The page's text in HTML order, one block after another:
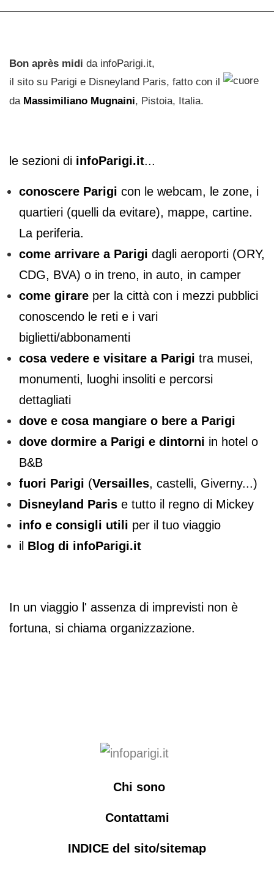
Bon après midi da infoParigi.it,
il sito su Parigi e Disneyland Paris, fatto con il
da Massimiliano Mugnaini, Pistoia, Italia.
le sezioni di infoParigi.it...
conoscere Parigi con le webcam, le zone, i
quartieri (quelli da evitare), mappe, cartine.
La periferia.
come arrivare a Parigi dagli aeroporti (ORY,
CDG, BVA) o in treno, in auto, in camper
come girare per la città con i mezzi pubblici
conoscendo le reti e i vari
biglietti/abbonamenti
cosa vedere e visitare a Parigi tra musei,
monumenti, luoghi insoliti e percorsi
dettagliati
dove e cosa mangiare o bere a Parigi
dove dormire a Parigi e dintorni in hotel o
B&B
fuori Parigi (Versailles, castelli, Giverny...)
Disneyland Paris e tutto il regno di Mickey
info e consigli utili per il tuo viaggio
il Blog di infoParigi.it
In un viaggio l' assenza di imprevisti non è
fortuna, si chiama organizzazione.
Chi sono
Contattami
INDICE del sito/sitemap